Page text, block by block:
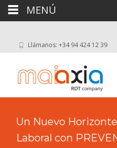
Llámanos: +34 94 424 12 39
Un Nuevo
Laboral con
MENÚ